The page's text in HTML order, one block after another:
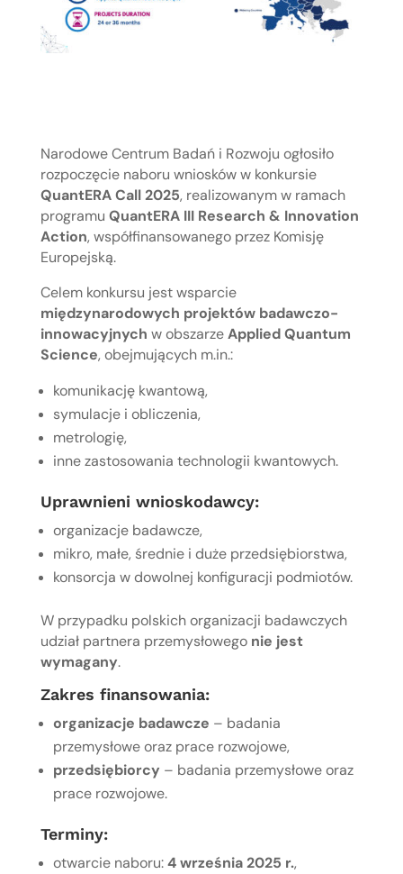
Narodowe Centrum Badań i Rozwoju ogłosiło
rozpoczęcie naboru wniosków w konkursie
QuantERA Call 2025, realizowanym w ramach
programu QuantERA III Research & Innovation
Action, współfinansowanego przez Komisję
Europejską.
Celem konkursu jest wsparcie
międzynarodowych projektów badawczo-
innowacyjnych w obszarzeApplied Quantum
Science, obejmujących m.in.:
komunikację kwantową,
symulacje i obliczenia,
metrologię,
inne zastosowania technologii kwantowych.
Uprawnieni wnioskodawcy:
organizacje badawcze,
mikro, małe, średnie i duże przedsiębiorstwa,
konsorcja w dowolnej konfiguracji podmiotów.
W przypadku polskich organizacji badawczych
udział partnera przemysłowego nie jest
wymagany.
Zakres finansowania:
organizacje badawcze – badania
przemysłowe oraz prace rozwojowe,
przedsiębiorcy – badania przemysłowe oraz
prace rozwojowe.
Terminy:
otwarcie naboru:4 września 2025 r.,